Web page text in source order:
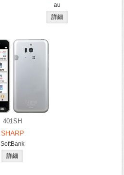
au
401SH
SHARP
SoftBank